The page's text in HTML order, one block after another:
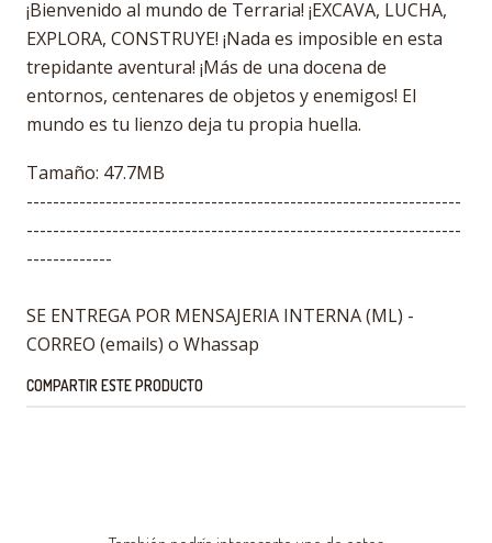
¡Bienvenido al mundo de Terraria! ¡EXCAVA, LUCHA,
EXPLORA, CONSTRUYE! ¡Nada es imposible en esta
trepidante aventura! ¡Más de una docena de
entornos, centenares de objetos y enemigos! El
mundo es tu lienzo deja tu propia huella.
Tamaño: 47.7MB
------------------------------------------------------------------
------------------------------------------------------------------
-------------
SE ENTREGA POR MENSAJERIA INTERNA (ML) -
CORREO (emails) o Whassap
COMPARTIR ESTE PRODUCTO